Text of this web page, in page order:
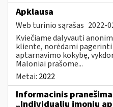
Apklausa
Web turinio sąrašas 2022-
Kviečiame dalyvauti
kliente, norėdami pagerinti
aptarnavimo kokybę,
Maloniai prašome...
Metai: 2022
Informacinis
„Individualių įmonių